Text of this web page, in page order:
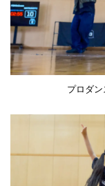
プロダン